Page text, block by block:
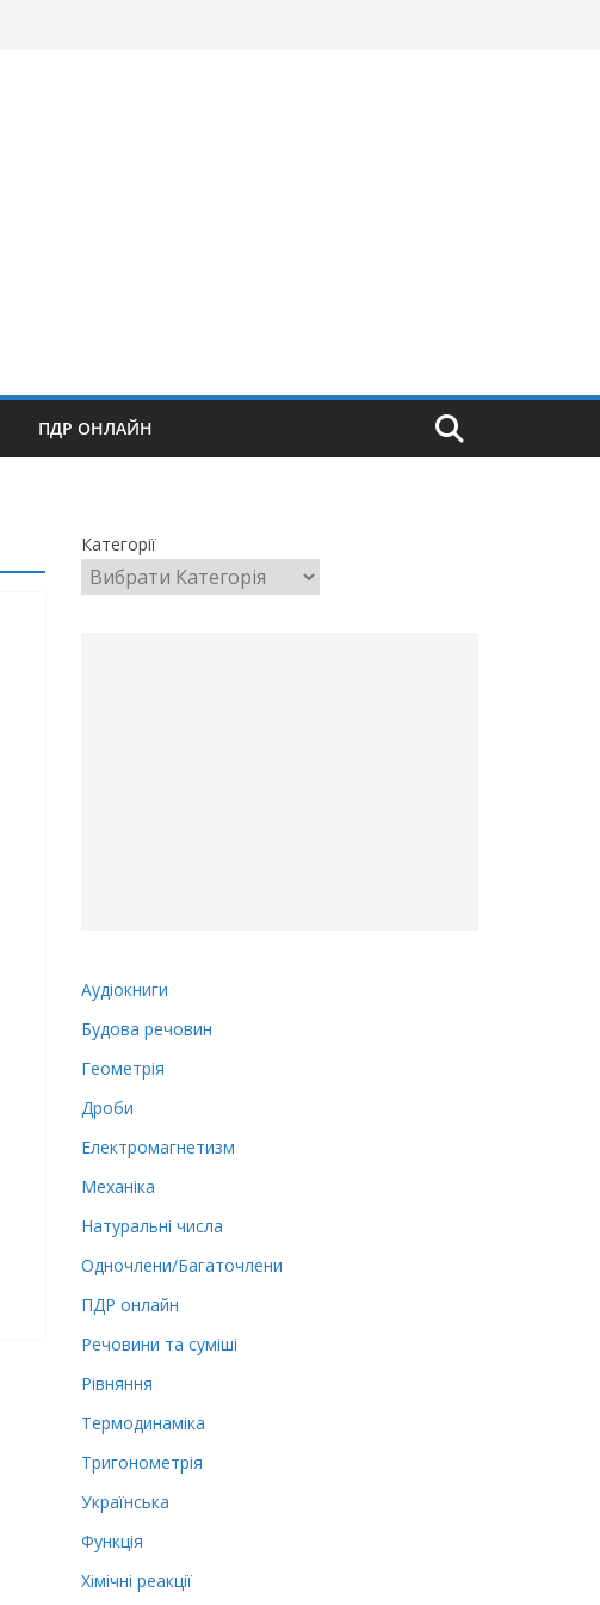
ПДР ОНЛАЙН
Категорії
Аудіокниги
Будова речовин
Геометрія
Дроби
Електромагнетизм
Механіка
Натуральні числа
Одночлени/Багаточлени
ПДР онлайн
Речовини та суміші
Рівняння
Термодинаміка
Тригонометрія
Українська
Функція
Хімічні реакції